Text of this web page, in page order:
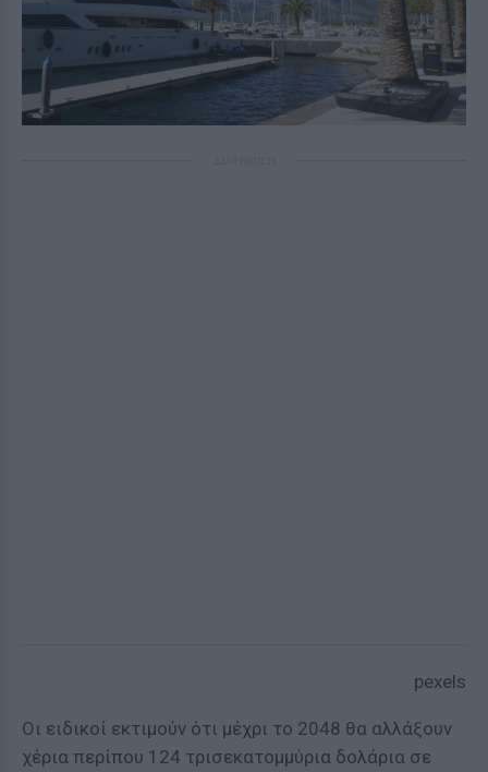
pexels
Οι ειδικοί εκτιμούν ότι μέχρι το 2048 θα αλλάξουν
χέρια περίπου 124 τρισεκατομμύρια δολάρια σε